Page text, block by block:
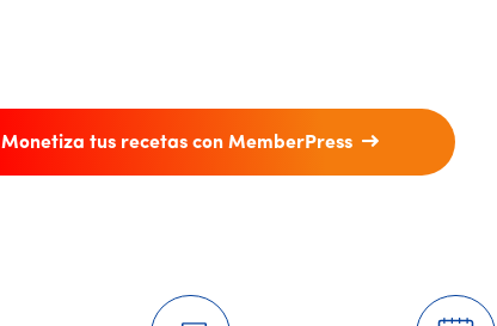
Monetiza tus recetas con MemberPress